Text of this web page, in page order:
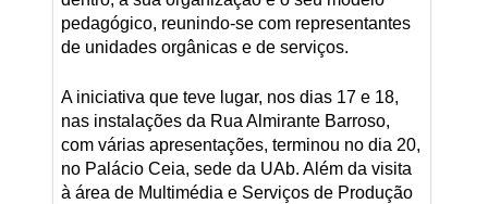
pedagógico, reunindo-se com representantes
de unidades orgânicas e de serviços.
A iniciativa que teve lugar, nos dias 17 e 18,
nas instalações da Rua Almirante Barroso,
com várias apresentações, terminou no dia 20,
no Palácio Ceia, sede da UAb. Além da visita
à área de Multimédia e Serviços de Produção